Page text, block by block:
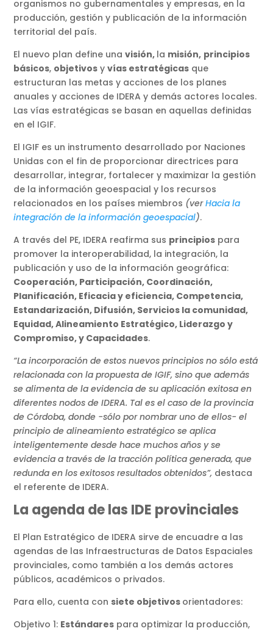
organismos no gubernamentales y empresas, en la
producción, gestión y publicación de la información
territorial del país.
El nuevo plan define unavisión, la misión, principios
básicos, objetivos yvías estratégicas que
estructuran las metas y acciones de los planes
anuales y acciones de IDERA y demás actores locales.
Las vías estratégicas se basan en aquellas definidas
en el IGIF.
El IGIF es un instrumento desarrollado por Naciones
Unidas con el fin de proporcionar directrices para
desarrollar, integrar, fortalecer y maximizar la gestión
de la información geoespacial y los recursos
relacionados en los países miembros (verHacia la
integración de la información geoespacial).
A través del PE, IDERA reafirma sus principios para
promover la interoperabilidad, la integración, la
publicación y uso de la información geográfica:
Cooperación, Participación, Coordinación,
Planificación, Eficacia y eficiencia, Competencia,
Estandarización, Difusión, Servicios la comunidad,
Equidad, Alineamiento Estratégico, Liderazgo y
Compromiso, y Capacidades.
“La incorporación de estos nuevos principios no sólo está
relacionada con la propuesta de IGIF, sino que además
se alimenta de la evidencia de su aplicación exitosa en
diferentes nodos de IDERA. Tal es el caso de la provincia
de Córdoba, donde -sólo por nombrar uno de ellos- el
principio de alineamiento estratégico se aplica
inteligentemente desde hace muchos años y se
evidencia a través de la tracción política generada, que
redunda en los exitosos resultados obtenidos”, destaca
el referente de IDERA.
La agenda de las IDE provinciales
El Plan Estratégico de IDERA sirve de encuadre a las
agendas de las Infraestructuras de Datos Espaciales
provinciales, como también a los demás actores
públicos, académicos o privados.
Para ello, cuenta con siete objetivos orientadores:
Objetivo 1: Estándares para optimizar la producción,